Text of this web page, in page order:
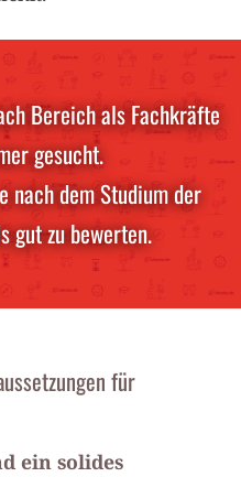
Bereich als Fachkräfte
gesucht.
nach dem Studium der
gut zu bewerten.
für
ein solides